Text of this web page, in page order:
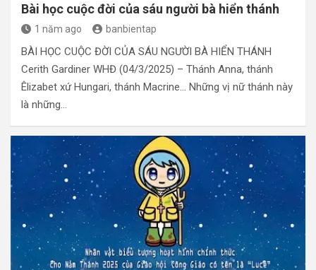
Bài học cuộc đời của sáu người bà hiển thánh
1 năm ago banbientap
BÀI HỌC CUỘC ĐỜI CỦA SÁU NGƯỜI BÀ HIỂN THÁNH
Cerith Gardiner WHĐ (04/3/2025) – Thánh Anna, thánh
Êlizabet xứ Hungari, thánh Macrine… Những vị nữ thánh này
là những…